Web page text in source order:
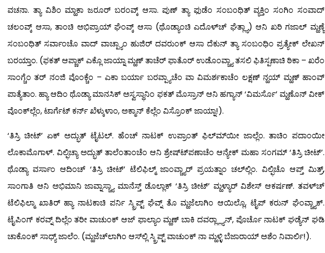
ವಚನಾ. ತ್ಯಾ ವಿಶಿಂ ಮ್ಹಾಕಾ ಜರೂರ್ ಬರಂವ್ಕ್ ಆಸಾ. ಪುಣ್ ತ್ಯಾ ಫುಡೆಂ ಸಂಬಂಧಿತ್ ವ್ಯಕ್ತಿಂ ಸಂಗಿಂ ಸಂವಾದ್
ಚಲಂವ್ಕ್ ಆಸಾ, ತಾಂಚಿ ಅಭಿಪ್ರಾಯ್ ಘೆಂವ್ಕ್ ಆಸಾ (ಥೊಡ್ಯಾಂಚಿ ಎದೊಳ್‍ಚ್ ಘೆತ್ಲ್ಯಾ) ಆನಿ ಖರಿ ಗಜಾಲ್ ಮ್ಹಣ್ಜೆ
ಸಂಬಂಧಿತ್ ಸರ್ವಾಂಚೊ ವಾದ್ ವಾಚ್ಪ್ಯಾಂ ಹುಜಿರ್ ದವರುಂಕ್ ಆಸಾ ದೆಕುನ್ ತ್ಯಾ ಸಂಬಂಧಿಂ ಪ್ರತ್ಯೇಕ್ ಲೇಖನ್
ಬರಯ್ತಾಂ. (ಫಕತ್ ಆಪ್ಣಾಕ್ ಎಕ್ಲೊ ಜಾಯ್ನಾ ಮ್ಹಣ್ ತಾಚೆರ್ ಫಾತೊರ್ ಉಡೊಂವ್ಚ್ಯಾ ತಸಲಿ ಫಿತಿಸ್ಪಣಾಚಿ ಠಿಕಾ – ಖರೆಂ
ಸಾಂಗ್ಚೆಂ ತರ್ ನಂಜಿ ವೊಂಕ್ಚೆಂ – ಎಕಾ ಬರ್ಯಾ ಬರವ್ಪ್ಯಾಚೆಂ ವಾ ವಿಮರ್ಶಕಾಚೆಂ ಲಕ್ಷಣ್ ನ್ಹಯ್ ಮ್ಹಣ್ ಹಾಂವ್
ಪಾತ್ಯೆತಾಂ. ಹ್ಯಾ ಆದಿಂ ಥೊಡ್ಯಾ ಮಾನಸಿಕ್ ಅಸ್ವಸ್ಥಾನಿಂ ಫಕತ್ ಮೊಸ್ರಾನ್ ಆನಿ ಹಗ್ಯಾನ್ ‘ವಿಮರ್ಸೊ’ ಮ್ಹಣೊನ್ ವೀಕ್
ವೊಂಕ್‍ಲ್ಲೆಂ, ಟಾರ್ಗೆಟ್ ಕರ್ನ್ ಖೆಳ್ಕುಳಾಂ, ಅಕ್ಮಾನ್ ಕೆಲ್ಲೆಂ ವಿಸ್ರೊಂಕ್ ಜಾಯ್ನಾ!).
‘ತಿಸ್ರಿ ಚೀಟ್’ ಏಕ್ ಅದ್ಭುತ್ ಟೈಟಲ್. ಹೆಂಚ್ ನಾಟಕ್ ಉಪ್ರಾಂತ್ ಫಿಲ್ಮ್‍ಯೀ ಜಾಲ್ಲೆಂ. ತಾಚಿಂ ಪದಾಂಯೀ
ಲೊಕಾಮೊಗಾಳ್. ವಿಲ್ಫಿಚ್ಯಾ ಅದ್ಭುತ್ ತಾಲೆಂತಾಂಚೆಂ ಆನಿ ಶ್ರೇಷ್ಟ್‍ಪಣಾಚೆಂ ಆನ್ಯೇಕ್ ಮಹಾ ಸಂಗಮ್ ‘ತಿಸ್ರಿ ಚೀಟ್’.
ಥೊಡ್ಯಾ ವರ್ಸಾಂ ಆದಿಂಚ್ ‘ತಿಸ್ರಿ ಚೀಟ್’ ಟೆಲಿಫಿಲ್ಮ್ ಜಾಂವ್ಚ್ಯಾರ್ ಪ್ರಯತ್ನಾಂ ಚಲ್‍ಲ್ಲಿಂ. ವಿಲ್ಫಿಚೊ ಆಪ್ತ್ ಮಿತ್ರ್,
ಸಾಂಗಾತಿ ಆನಿ ಅಭಿಮಾನಿ ಜಾವ್ನಾಸ್ಚ್ಯಾ ಮಾನೆಸ್ತ್ ಡೊಲ್ಲಾಕ್ ‘ತಿಸ್ರಿ ಚೀಟ್’ ಮ್ಹಳ್ಯಾರ್ ವಿಶೇಸ್ ಆಕರ್ಷಣ್. ತವಳ್‍ಚ್
ಟೆಲಿಫಿಲ್ಮಾ ಖಾತಿರ್ ಹ್ಯಾ ನಾಟಕಾಚಿ ಪರ್ನಿ ಸ್ಕ್ರಿಪ್ಟ್ ಘೆವ್ನ್ ತೊ ಮ್ಹಜೆಲಾಗಿಂ ಆಯಿಲ್ಲೊ, ಟೈಪ್ ಕರುನ್ ಘೆಂವ್ಚ್ಯಾಕ್.
ಟೈಪಿಂಗ್ ಕರವ್ನ್ ದಿಲ್ಲೆಂ ತರೀ ವಾಚುಂಕ್ ಆಜ್ ಫಾಲ್ಯಾಂ ಮ್ಹಣ್ ಬಾಕಿ ದವರ್‍ಲ್ಲ್ಯಾನ್, ಪೊರ್ಚೊ ನಾಟಕ್ ಘಡ್ಯೆನ್ ಘಡಿ
ಚಾಕೊಂಕ್ ಸಾಧ್ಯ್ ಜಾಲೆಂ. (ಮ್ಹಜೆಚ್‍ಲಾಗಿಂ ಆಸ್‍ಲ್ಲಿ ಸ್ಕ್ರಿಪ್ಟ್ ವಾಚುಂಕ್ ನಾ ಮ್ಹಳ್ಳಿ ಬೆಜಾರಾಯ್ ಅಶೆಂ ನಿವಾರ್ಲಿ!).